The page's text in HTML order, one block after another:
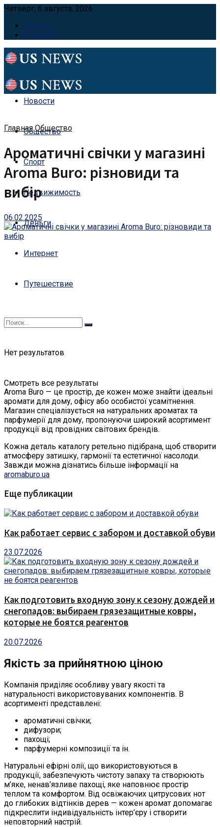
Четверг, 6 августа, 2026
Главная
Контакты
Новости
Общество
Спорт
Недвижимость
Деньги
Интернет
Путешествие
Нет результатов
Смотреть все результаты
Главная Общество
Ароматичні свічки у магазині
Aroma Buro: різновиди та
вибір
06.02.2025
Aroma Buro — це простір, де кожен може знайти ідеальні
аромати для дому, офісу або особистої усамітнення.
Магазин спеціалізується на натуральних ароматах та
парфумерії для дому, пропонуючи широкий асортимент
продукції від провідних світових брендів.
Кожна деталь каталогу ретельно підібрана, щоб створити
атмосферу затишку, гармонії та естетичної насолоди.
Завжди можна дізнатись більше інформації на
aromaburo.ua
Еще публикации
Как работает сервис с забором и доставкой обуви
23.07.2026
Как подготовить входную зону к сезону дождей и
снегопадов: выбираем грязезащитные ковры,
которые не боятся реагентов
20.07.2026
Якість за прийнятною ціною
Компанія приділяє особливу увагу якості та
натуральності використовуваних компонентів. В
асортименті представлені:
ароматичні свічки;
дифузори;
пахощі;
парфумерні композиції та ін.
Натуральні ефірні олії, що використовуються в
продукції, забезпечують чистоту запаху та створюють
м’яке, ненав’язливе пахощі, яке наповнює простір
теплом та комфортом. Від освіжаючих цитрусових нот
до глибоких відтінків дерев — кожен аромат допомагає
підкреслити індивідуальність інтер’єру і створити
неповторний настрій.